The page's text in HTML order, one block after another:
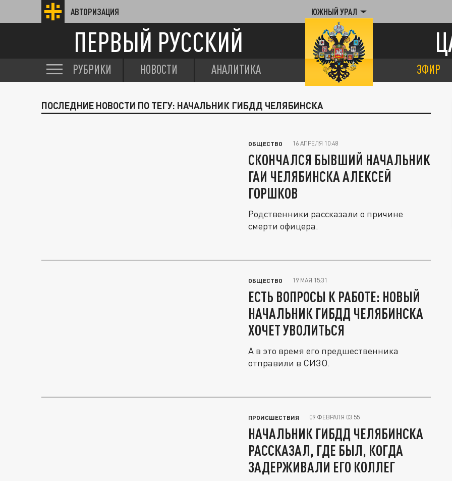
АВТОРИЗАЦИЯ ЮЖНЫЙ УРАЛ
ПЕРВЫЙ РУССКИЙ
РУБРИКИ НОВОСТИ АНАЛИТИКА ЭФИР
ПОСЛЕДНИЕ НОВОСТИ ПО ТЕГУ: НАЧАЛЬНИК ГИБДД ЧЕЛЯБИНСКА
ОБЩЕСТВО 16 АПРЕЛЯ 10:48
СКОНЧАЛСЯ БЫВШИЙ НАЧАЛЬНИК
ГАИ ЧЕЛЯБИНСКА АЛЕКСЕЙ
ГОРШКОВ
Родственники рассказали о причине
смерти офицера.
ОБЩЕСТВО 19 МАЯ 15:31
ЕСТЬ ВОПРОСЫ К РАБОТЕ: НОВЫЙ
НАЧАЛЬНИК ГИБДД ЧЕЛЯБИНСКА
ХОЧЕТ УВОЛИТЬСЯ
А в это время его предшественника
отправили в СИЗО.
ПРОИСШЕСТВИЯ 09 ФЕВРАЛЯ 03:55
НАЧАЛЬНИК ГИБДД ЧЕЛЯБИНСКА
РАССКАЗАЛ, ГДЕ БЫЛ, КОГДА
ЗАДЕРЖИВАЛИ ЕГО КОЛЛЕГ